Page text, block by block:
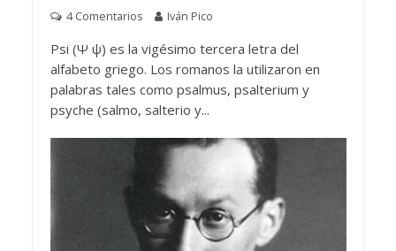
4 Comentarios Iván Pico
Psi (Ψ ψ) es la vigésimo tercera letra del
alfabeto griego. Los romanos la utilizaron en
palabras tales como psalmus, psalterium y
psyche (salmo, salterio y...